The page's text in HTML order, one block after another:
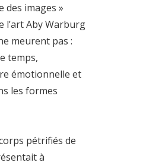
des images »
l’art Aby Warburg
meurent pas :
temps,
émotionnelle et
les formes
pétrifiés de
à